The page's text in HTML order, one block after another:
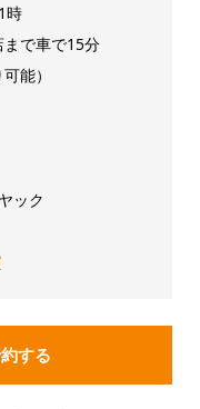
時
で車で15分
能）
ック
する